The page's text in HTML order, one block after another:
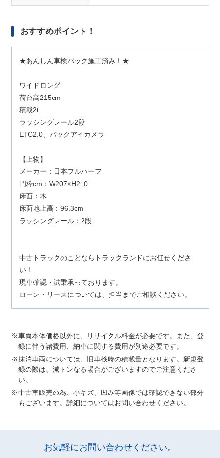
おすすめポイント！
★あんしん車検パック施工済み！★
ワイドロング
荷台高215cm
積載2t
ラッシングレール2段
ETC2.0、バックアイカメラ
【上物】
メーカー：日本フルハーフ
門枠cm：W207×H210
床面：木
床面地上高：96.3cm
ラッシングレール：2段
中古トラックのことならトラックランドにお任せくださ
い！
現車確認・試乗承っております。
ローン・リースについては、担当までご相談ください。
車両本体価格以外に、リサイクル料金が必要です。また、登
録に伴う諸費用、納車に関する費用が別途必要です。
抹消車両については、旧車検時の積載量となります。新規登
録の際は、減トンなる場合がございますのでご注意くださ
い。
中古車販売の為、小キズ、凹み等画像では確認できない部分
もございます。詳細についてはお問い合わせください。
お気軽にお問い合わせください。